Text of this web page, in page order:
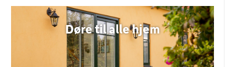
Døre til alle hjem